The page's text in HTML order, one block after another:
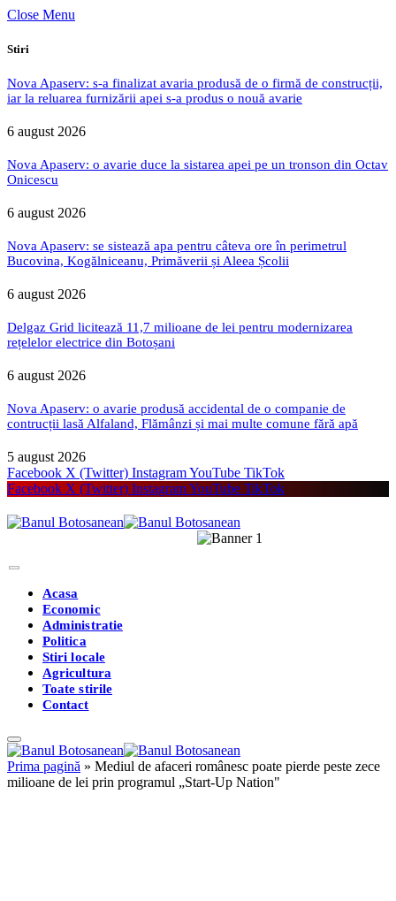
Close Menu
Stiri
Nova Apaserv: s-a finalizat avaria produsă de o firmă de construcții,
iar la reluarea furnizării apei s-a produs o nouă avarie
6 august 2026
Nova Apaserv: o avarie duce la sistarea apei pe un tronson din Octav
Onicescu
6 august 2026
Nova Apaserv: se sistează apa pentru câteva ore în perimetrul
Bucovina, Kogălniceanu, Primăverii și Aleea Școlii
6 august 2026
Delgaz Grid licitează 11,7 milioane de lei pentru modernizarea
rețelelor electrice din Botoșani
6 august 2026
Nova Apaserv: o avarie produsă accidental de o companie de
contrucții lasă Alfaland, Flămânzi și mai multe comune fără apă
5 august 2026
Facebook X (Twitter) InstagramYouTube TikTok
Facebook X (Twitter) InstagramYouTube TikTok
Acasa
Economic
Administratie
Politica
Stiri locale
Agricultura
Toate stirile
Contact
Prima pagină » Mediul de afaceri românesc poate pierde peste zece
milioane de lei prin programul „Start-Up Nation"